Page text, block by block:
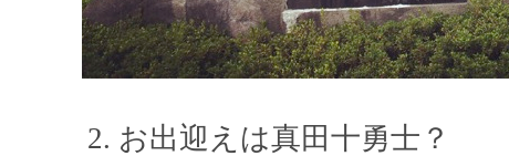
お出迎えは真田十勇士？